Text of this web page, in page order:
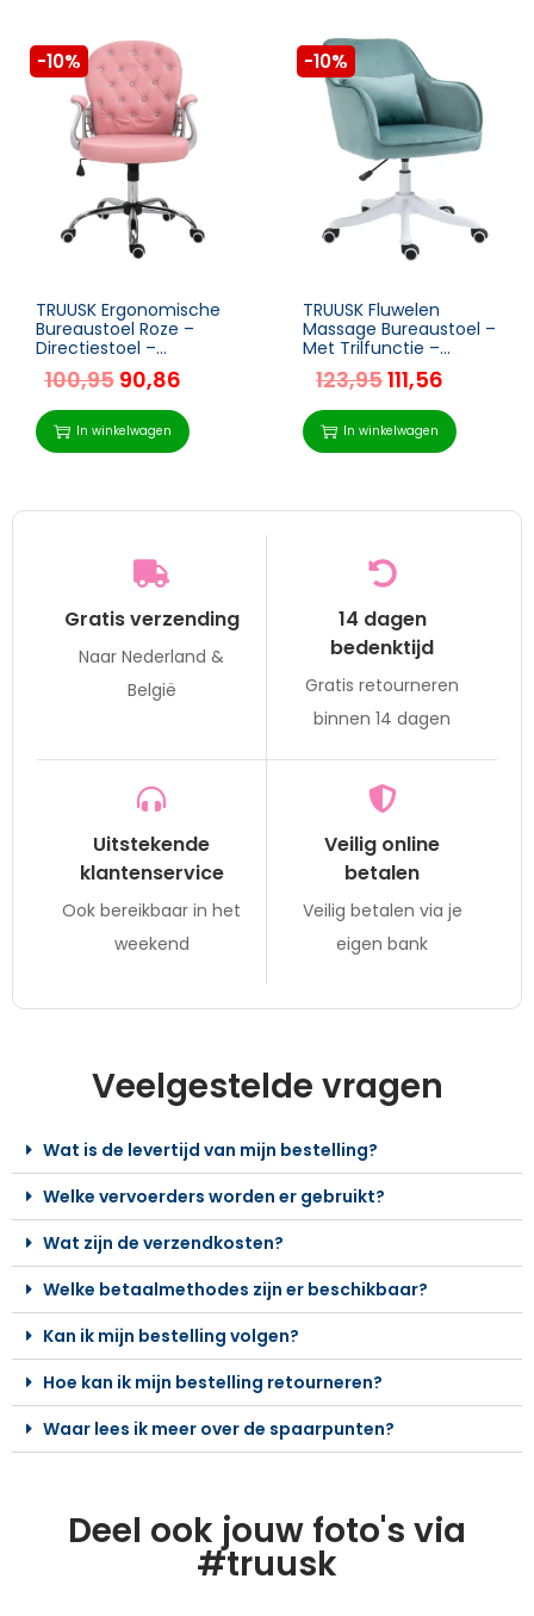
-10%
TRUUSK Ergonomische
Bureaustoel Roze –
Directiestoel –
Gecapitonneerde
Rugleuning – PU – 59,5
x 60,5 x 95-105 cm
100,95 90,86
In winkelwagen
-10%
TRUUSK Fluwelen
Massage Bureaustoel –
Met Trilfunctie –
Afmetingen 55cm x
65cm x 86cm – Groen
123,95111,56
In winkelwagen
Gratis verzending
Naar Nederland &
België
14 dagen
bedenktijd
Gratis retourneren
binnen 14 dagen
Uitstekende
klantenservice
Ook bereikbaar in het
weekend
Veilig online
betalen
Veilig betalen via je
eigen bank
Veelgestelde vragen
Wat is de levertijd van mijn bestelling?
Welke vervoerders worden er gebruikt?
Wat zijn de verzendkosten?
Welke betaalmethodes zijn er beschikbaar?
Kan ik mijn bestelling volgen?
Hoe kan ik mijn bestelling retourneren?
Waar lees ik meer over de spaarpunten?
Deel ook jouw foto's via
#truusk